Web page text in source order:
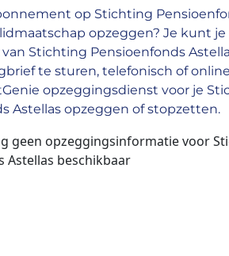
op Stichting
opzeggen? Je kunt je
Stichting Pensioenfonds
te sturen, telefonisch of
opzeggingsdienst voor je
Astellas opzeggen of stopzetten.
geen opzeggingsinformatie voor
Astellas beschikbaar